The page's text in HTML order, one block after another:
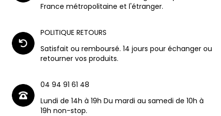
France métropolitaine et l'étranger.
POLITIQUE RETOURS
Satisfait ou remboursé. 14 jours pour échanger ou
retourner vos produits.
04 94 91 61 48
Lundi de 14h à 19h Du mardi au samedi de 10h à
19h non-stop.